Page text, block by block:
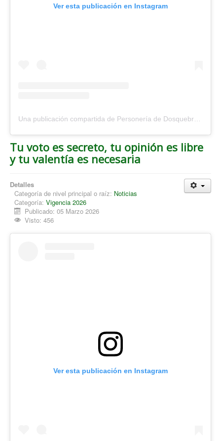
Ver esta publicación en Instagram
Tu voto es secreto, tu opinión es libre
y tu valentía es necesaria
Detalles
Categoría de nivel principal o raíz: Noticias
Categoría: Vigencia 2026
Publicado: 05 Marzo 2026
Visto: 456
Ver esta publicación en Instagram